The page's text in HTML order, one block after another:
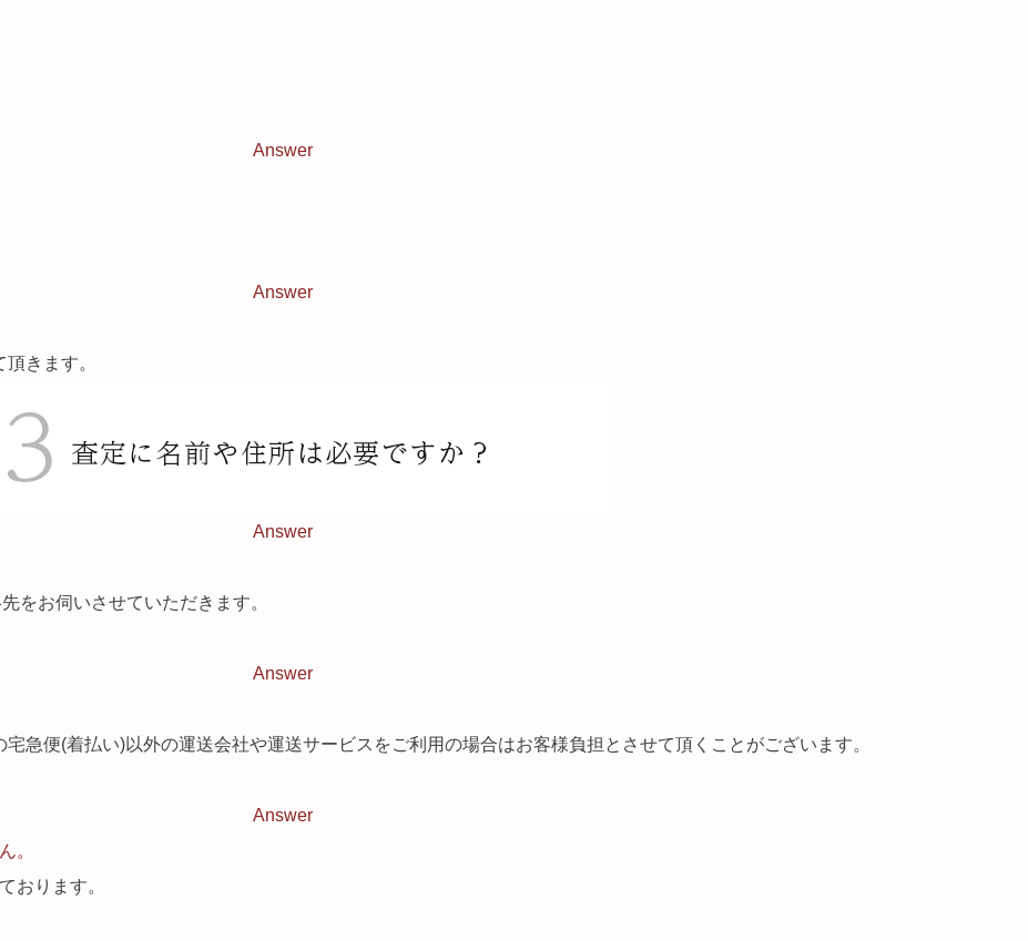
Answer
Answer
きます。
Answer
をお伺いさせていただきます。
Answer
急便(着払い)以外の運送会社や運送サービスをご利用の場合はお客様負担とさせて頂くことがございます。
Answer
。
おります。